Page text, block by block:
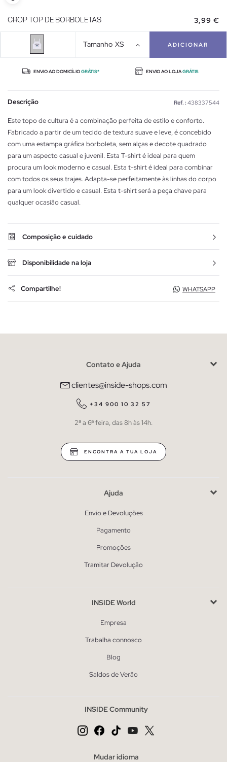
CROP TOP DE BORBOLETAS 3,99 €
Tamanho XS ADICIONAR
ENVIO AO DOMICÍLIOGRÁTIS* ENVIO AO LOJAGRÁTIS
Descrição Ref. : 438337544
Este topo de cultura é a combinação perfeita de estilo e conforto.
Fabricado a partir de um tecido de textura suave e leve, é concebido
com uma estampa gráfica borboleta, sem alças e decote quadrado
para um aspecto casual e juvenil. Esta T-shirt é ideal para quem
procura um look moderno e casual. Esta t-shirt é ideal para combinar
com todos os seus trajes. Adapta-se perfeitamente às linhas do corpo
para um look divertido e casual. Esta t-shirt será a peça chave para
qualquer ocasião casual.
Composição e cuidado
Disponibilidade na loja
Compartilhe! WHATSAPP
Contato e Ajuda
clientes@inside-shops.com
+34 900 10 32 57
2ª a 6ª feira, das 8h às 14h.
ENCONTRA A TUA LOJA
Ajuda
Envio e Devoluções
Pagamento
Promoções
Tramitar Devolução
INSIDE World
Empresa
Trabalha connosco
Blog
Saldos de Verão
INSIDE Community
Mudar idioma